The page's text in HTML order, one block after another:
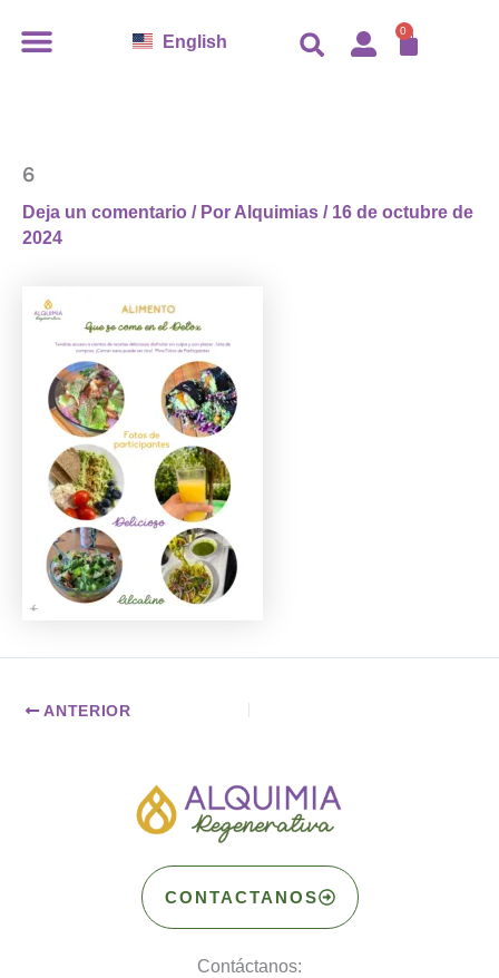
English 0
6
Deja un comentario / Por Alquimias / 16 de octubre de
2024
ANTERIOR
CONTACTANOS
Contáctanos: